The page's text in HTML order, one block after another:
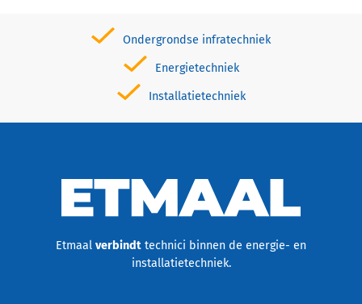
Ondergrondse infratechniek
Energietechniek
Installatietechniek
Etmaal verbindt technici binnen de energie- en
installatietechniek.